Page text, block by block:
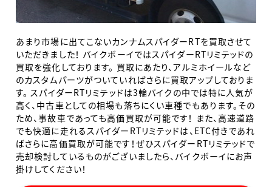
あまり市場に出てこないカンナムスパイダーRTを買取させて
いただきました！ バイクボーイではスパイダーRTリミテッドの
買取を強化しております。 買取にあたり、アルミホイールなど
のカスタムパーツがついていればさらに買取アップしておりま
す。 スパイダーRTリミテッドは3輪バイクの中では特に人気が
高く、中古車としての相場も落ちにくい車種でもあります。その
ため、事故車であっても高価買取が可能です！ また、高速道路
でも快適に走れるスパイダーRTリミテッドは、ETC付きであれ
ばさらに高価買取が可能です！ぜひスパイダーRTリミテッドで
売却検討しているものがございましたら、バイクボーイにお声
掛けしてください！